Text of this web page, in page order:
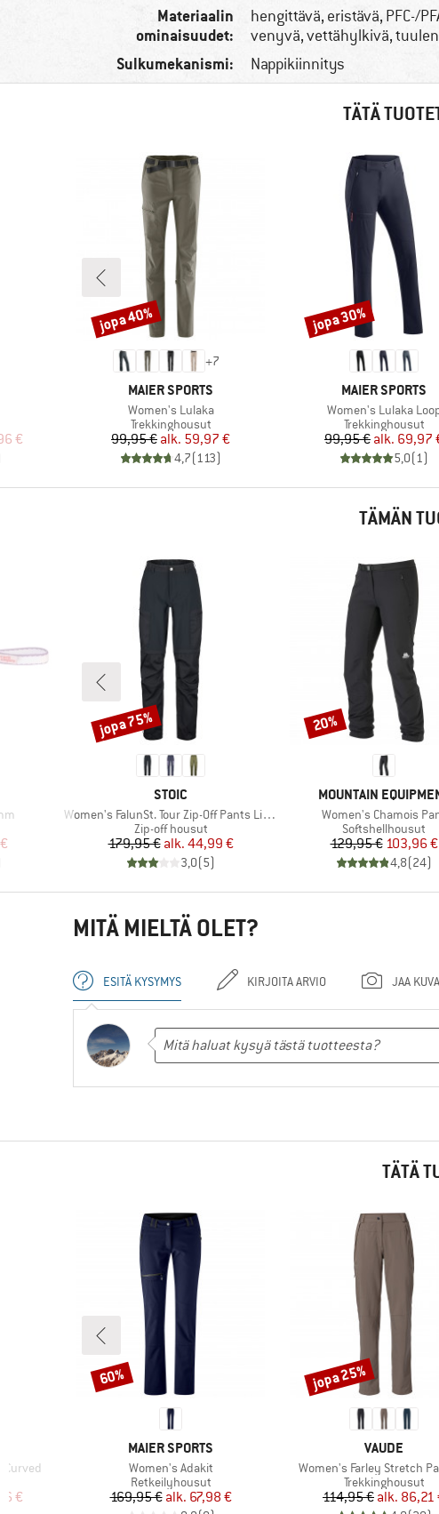
Materiaalin
ominaisuudet:
hengittävä, eristävä, PFC-/
venyvä, vettähylkivä,
Sulkumekanismi: Nappikiinnitys
TÄTÄ
hinta
€
+7
MERKKI
MAIER SPORTS
Tuote
Women's Lulaka
Tuoteryhmä
Trekkinghousut
Hinta
99,95 € Alennettu hinta
alk. 59,97 €
4,7(113)
Alennus
jopa 40%
MERKKI
MAIER SPORTS
Tuote
Women's Lulaka
Tuoteryhmä
Trekkinghousut
Hinta
99,95 € alk. 69,97
5,0(1)
Alennus
jopa 30%
TÄMÄN
hinta
MERKKI
STOIC
Tuote
Women's FalunSt. Tour Zip-Off Pants Light
Tuoteryhmä
Zip-off housut
Hinta
179,95 € Alennettu hinta
alk. 44,99 €
3,0(5)
Alennus
jopa 75%
MERKKI
MOUNTAIN
Tuote
Women's Chamois
Tuoteryhmä
Softshellhousut
Hinta
129,95 € 103,96 €
4,8(24)
Alennus
20%
MITÄ MIELTÄ OLET?
ESITÄ KYSYMYS KIRJOITA ARVIO JAA KUVA
TÄTÄ
Curved
hinta
€
MERKKI
MAIER SPORTS
Tuote
Women's Adakit
Tuoteryhmä
Retkeilyhousut
Hinta
169,95 € Alennettu hinta
alk. 67,98 €
Alennus
60%
MERKKI
VAUDE
Tuote
Women's Farley Stretch
Tuoteryhmä
Trekkinghousut
Hinta
114,95 € alk. 86,21
Alennus
jopa 25%